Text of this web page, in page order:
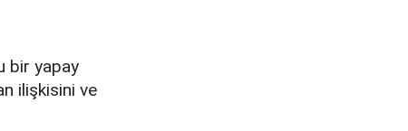
bir yapay
ilişkisini ve